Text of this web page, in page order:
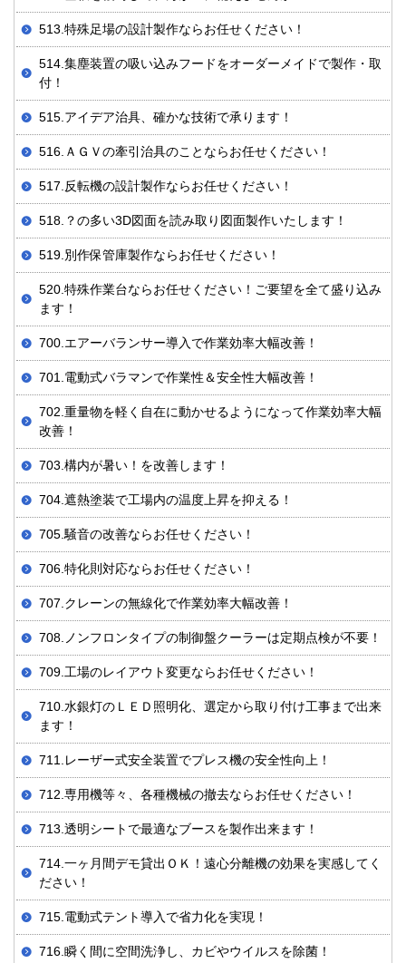
513.特殊足場の設計製作ならお任せください！
514.集塵装置の吸い込みフードをオーダーメイドで製作・取
付！
515.アイデア治具、確かな技術で承ります！
516.ＡＧＶの牽引治具のことならお任せください！
517.反転機の設計製作ならお任せください！
518.？の多い3D図面を読み取り図面製作いたします！
519.別作保管庫製作ならお任せください！
520.特殊作業台ならお任せください！ご要望を全て盛り込み
ます！
700.エアーバランサー導入で作業効率大幅改善！
701.電動式バラマンで作業性＆安全性大幅改善！
702.重量物を軽く自在に動かせるようになって作業効率大幅
改善！
703.構内が暑い！を改善します！
704.遮熱塗装で工場内の温度上昇を抑える！
705.騒音の改善ならお任せください！
706.特化則対応ならお任せください！
707.クレーンの無線化で作業効率大幅改善！
708.ノンフロンタイプの制御盤クーラーは定期点検が不要！
709.工場のレイアウト変更ならお任せください！
710.水銀灯のＬＥＤ照明化、選定から取り付け工事まで出来
ます！
711.レーザー式安全装置でプレス機の安全性向上！
712.専用機等々、各種機械の撤去ならお任せください！
713.透明シートで最適なブースを製作出来ます！
714.一ヶ月間デモ貸出ＯＫ！遠心分離機の効果を実感してく
ださい！
715.電動式テント導入で省力化を実現！
716.瞬く間に空間洗浄し、カビやウイルスを除菌！